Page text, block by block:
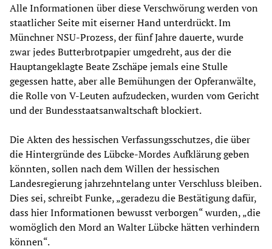
Alle Informationen über diese Verschwörung werden von
staatlicher Seite mit eiserner Hand unterdrückt. Im
Münchner NSU-Prozess, der fünf Jahre dauerte, wurde
zwar jedes Butterbrotpapier umgedreht, aus der die
Hauptangeklagte Beate Zschäpe jemals eine Stulle
gegessen hatte, aber alle Bemühungen der Opferanwälte,
die Rolle von V-Leuten aufzudecken, wurden vom Gericht
und der Bundesstaatsanwaltschaft blockiert.
Die Akten des hessischen Verfassungsschutzes, die über
die Hintergründe des Lübcke-Mordes Aufklärung geben
könnten, sollen nach dem Willen der hessischen
Landesregierung jahrzehntelang unter Verschluss bleiben.
Dies sei, schreibt Funke, „geradezu die Bestätigung dafür,
dass hier Informationen bewusst verborgen“ wurden, „die
womöglich den Mord an Walter Lübcke hätten verhindern
können“.